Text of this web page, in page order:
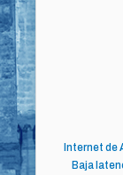
Internet de
Baja